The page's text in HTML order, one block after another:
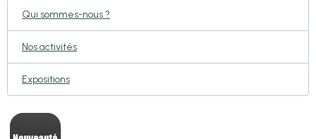
Qui sommes-nous ?
Nos activités
Expositions